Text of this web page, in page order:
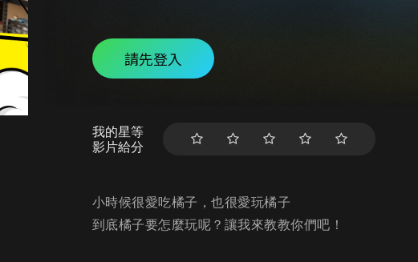
請先登入
我的星等
影片給分
小時候很愛吃橘子，也很愛玩橘子
到底橘子要怎麼玩呢？讓我來教教你們吧！